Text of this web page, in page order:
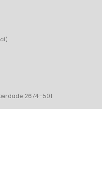
2674-501